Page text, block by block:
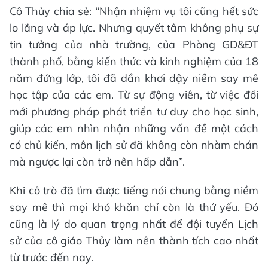
Cô Thủy chia sẻ: “Nhận nhiệm vụ tôi cũng hết sức
lo lắng và áp lực. Nhưng quyết tâm không phụ sự
tin tưởng của nhà trường, của Phòng GD&ĐT
thành phố, bằng kiến thức và kinh nghiệm của 18
năm đứng lớp, tôi đã dần khơi dậy niềm say mê
học tập của các em. Từ sự động viên, từ việc đổi
mới phương pháp phát triển tư duy cho học sinh,
giúp các em nhìn nhận những vấn đề một cách
có chủ kiến, môn lịch sử đã không còn nhàm chán
mà ngược lại còn trở nên hấp dẫn”.
Khi cô trò đã tìm được tiếng nói chung bằng niềm
say mê thì mọi khó khăn chỉ còn là thứ yếu. Đó
cũng là lý do quan trọng nhất để đội tuyển Lịch
sử của cô giáo Thủy làm nên thành tích cao nhất
từ trước đến nay.